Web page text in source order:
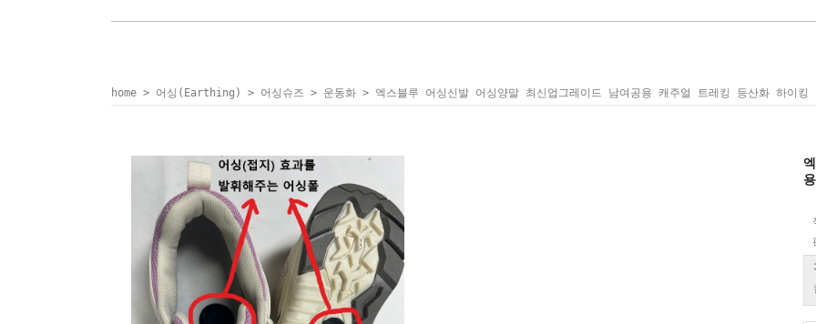
home > 어싱(Earthing) > 어싱슈즈 > 운동화 > 엑스블루 어싱신발 어싱양말 최신업그레이드 남여공용 캐주얼 트레킹 등산화 하이킹